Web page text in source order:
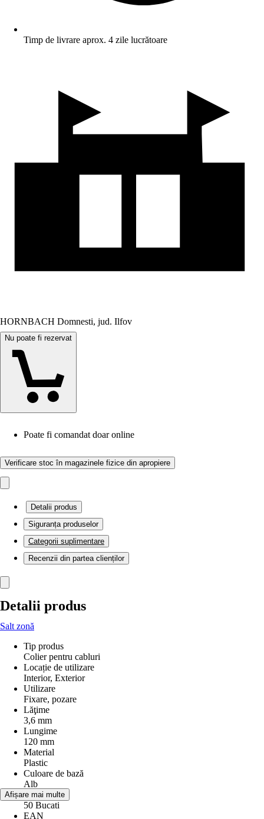
Timp de livrare aprox. 4 zile lucrătoare
HORNBACH Domnesti, jud. Ilfov
Nu poate fi rezervat
Poate fi comandat doar online
Verificare stoc în magazinele fizice din apropiere
Detalii produs
Siguranța produselor
Categorii suplimentare
Recenzii din partea clienților
Detalii produs
Salt zonă
Tip produs
Colier pentru cabluri
Locație de utilizare
Interior, Exterior
Utilizare
Fixare, pozare
Lăţime
3,6 mm
Lungime
120 mm
Material
Plastic
Culoare de bază
Alb
Conţinut
50 Bucati
EAN
Afișare mai multe